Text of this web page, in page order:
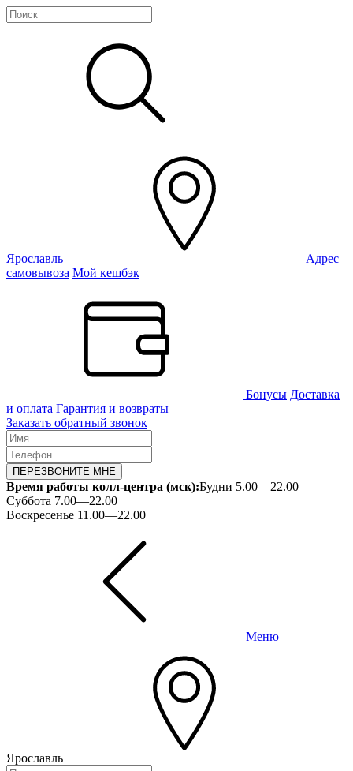
Ярославль
Адрес
самовывоза Мой кешбэк
Бонусы Доставка
и оплата Гарантия и возвраты
Заказать обратный звонок
ПЕРЕЗВОНИТЕ МНЕ
Время работы колл-центра (мск):Будни 5.00—22.00
Суббота 7.00—22.00
Воскресенье 11.00—22.00
Меню
Ярославль